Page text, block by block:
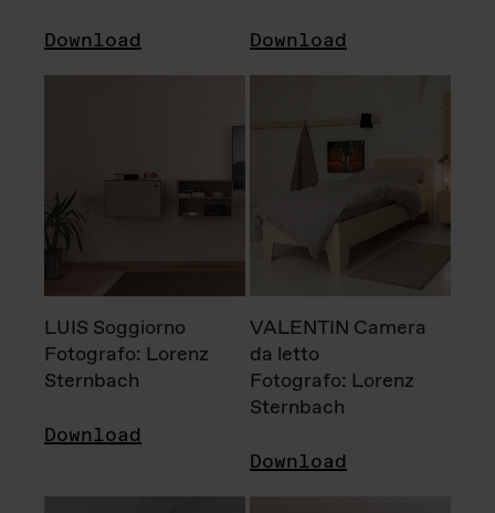
Download Download
LUIS Soggiorno
Fotografo: Lorenz
Sternbach
Download
VALENTIN Camera
da letto
Fotografo: Lorenz
Sternbach
Download